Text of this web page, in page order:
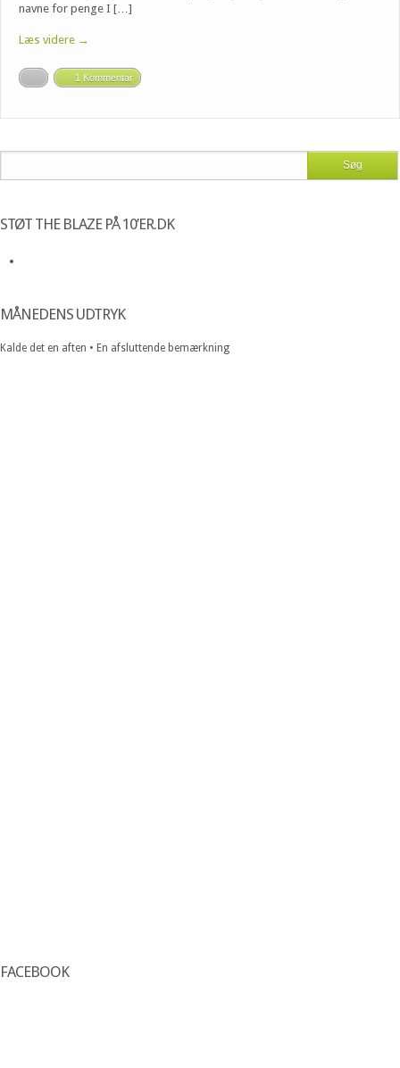
navne for penge I […]
Læs videre →
1 Kommentar
STØT THE BLAZE PÅ 10’ER.DK
MÅNEDENS UDTRYK
Kalde det en aften • En afsluttende bemærkning
FACEBOOK